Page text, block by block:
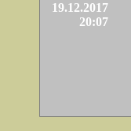
19.12.2017
20:07